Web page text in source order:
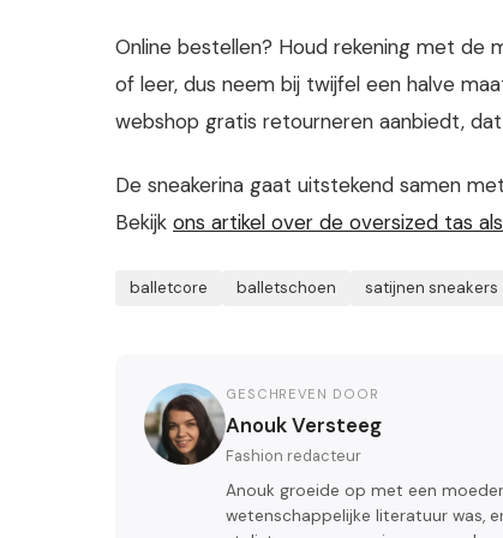
Online bestellen? Houd rekening met de
of leer, dus neem bij twijfel een halve
webshop gratis retourneren aanbiedt,
De sneakerina gaat uitstekend samen
Bekijk ons artikel over de oversized tas
balletcore balletschoen satijnen sneakers
GESCHREVEN DOOR
Anouk Versteeg
Fashion redacteur
Anouk groeide op met een
wetenschappelijke literatuur was,